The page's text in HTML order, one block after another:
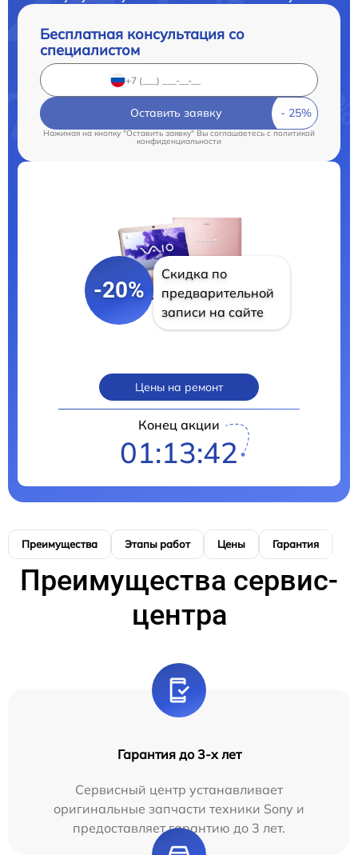
Бесплатная консультация со
специалистом
Оставить заявку
Нажимая на кнопку "Оставить заявку" Вы соглашаетесь cполитикой
конфиденциальности
-20%
Скидка по
предварительной
записи на сайте
Цены на ремонт
Конец акции
01:13:39
Преимущества Этапы работ Цены Гарантия
Преимущества сервис-
центра
Гарантия до 3-х лет
Сервисный центр устанавливает
оригинальные запчасти техники Sony и
предоставляет гарантию до 3 лет.